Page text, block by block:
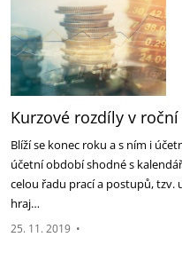
Kurzové rozdíly v
Blíží se konec roku a s ním i
účetní období shodné s
celou řadu prací a postupů, tzv.
hraj…
25. 11. 2019 •